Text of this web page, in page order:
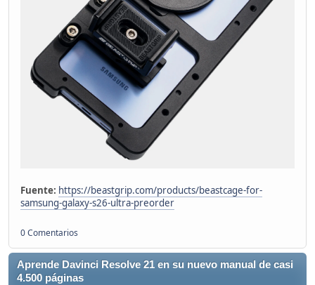
Fuente: https://beastgrip.com/products/beastcage-for-
samsung-galaxy-s26-ultra-preorder
0 Comentarios
Aprende Davinci Resolve 21 en su nuevo manual de casi
4.500 páginas